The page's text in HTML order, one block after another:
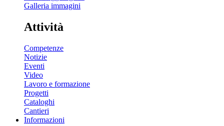
Galleria immagini
Attività
Competenze
Notizie
Eventi
Video
Lavoro e formazione
Progetti
Cataloghi
Cantieri
Informazioni